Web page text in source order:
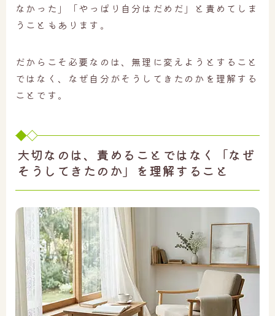
なかった」「やっぱり自分はだめだ」と責めてしま
うこともあります。
だからこそ必要なのは、無理に変えようとすること
ではなく、なぜ自分がそうしてきたのかを理解する
ことです。
大切なのは、責めることではなく「なぜ
そうしてきたのか」を理解すること